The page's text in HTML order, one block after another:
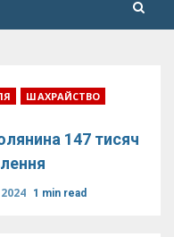
ШАХРАЙСТВО
147 тисяч
1 min read